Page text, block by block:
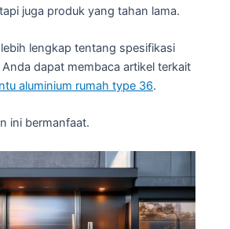
juga produk yang tahan lama.
lengkap tentang spesifikasi
dapat membaca artikel terkait
aluminium rumah type 36.
ini bermanfaat.